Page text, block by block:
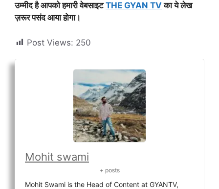
उम्मीद है आपको हमारी वेबसाइटTHE GYAN TV का ये लेख
ज़रूर पसंद आया होगा।
Post Views: 250
Mohit swami
+ posts
Mohit Swami is the Head of Content at GYANTV,